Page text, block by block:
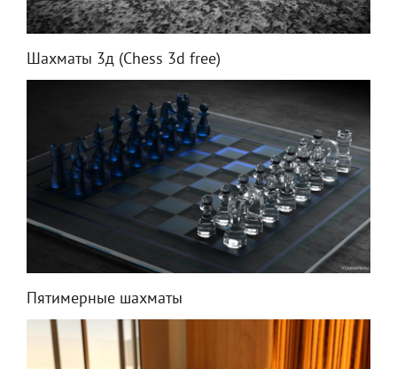
Шахматы 3д (Chess 3d free)
Пятимерные шахматы